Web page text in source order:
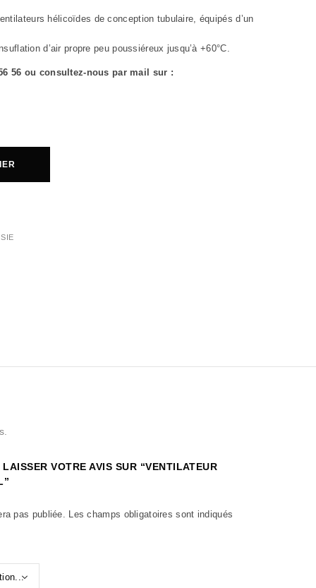
hélicoïdes de conception tubulaire, équipés d’un
d’air propre peu poussiéreux jusqu’à +60°C.
56 ou consultez-nous par mail sur :
VOTRE AVIS SUR “VENTILATEUR
pas publiée. Les champs obligatoires sont indiqués